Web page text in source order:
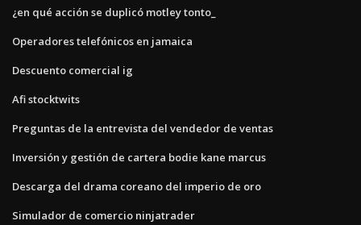
¿en qué acción se duplicó motley tonto_
Operadores telefónicos en jamaica
Descuento comercial ig
Afi stocktwits
Preguntas de la entrevista del vendedor de ventas
Inversión y gestión de cartera bodie kane marcus
Descarga del drama coreano del imperio de oro
Simulador de comercio ninjatrader